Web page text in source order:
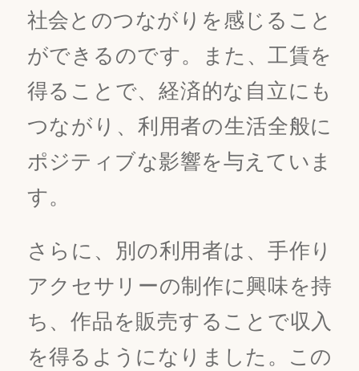
社会とのつながりを感じること
ができるのです。また、工賃を
得ることで、経済的な自立にも
つながり、利用者の生活全般に
ポジティブな影響を与えていま
す。
さらに、別の利用者は、手作り
アクセサリーの制作に興味を持
ち、作品を販売することで収入
を得るようになりました。この